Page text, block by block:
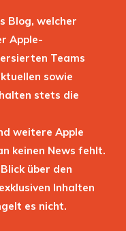
Blog, welcher
Apple-
Teams
sowie
stets die
weitere Apple
keinen News fehlt.
über den
Inhalten
es nicht.